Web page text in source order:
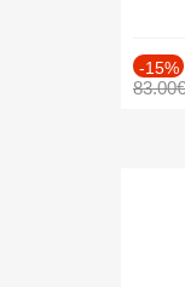
-15%
83.00€